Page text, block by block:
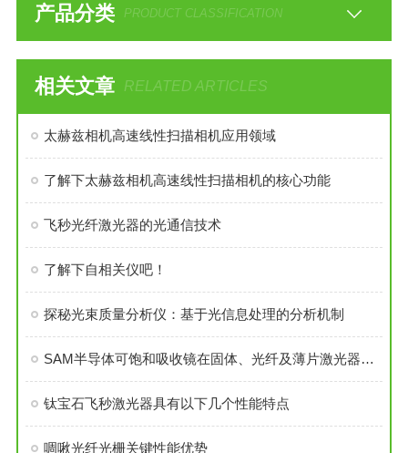
产品分类 PRODUCT CLASSIFICATION
相关文章 RELATED ARTICLES
太赫兹相机高速线性扫描相机应用领域
了解下太赫兹相机高速线性扫描相机的核心功能
飞秒光纤激光器的光通信技术
了解下自相关仪吧！
探秘光束质量分析仪：基于光信息处理的分析机制
SAM半导体可饱和吸收镜在固体、光纤及薄片激光器中的全场景应用
钛宝石飞秒激光器具有以下几个性能特点
啁啾光纤光栅关键性能优势